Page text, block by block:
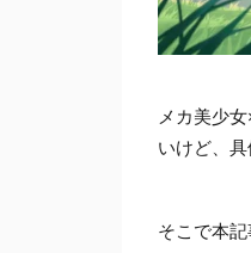
メカ美少
いけど、
そこで本